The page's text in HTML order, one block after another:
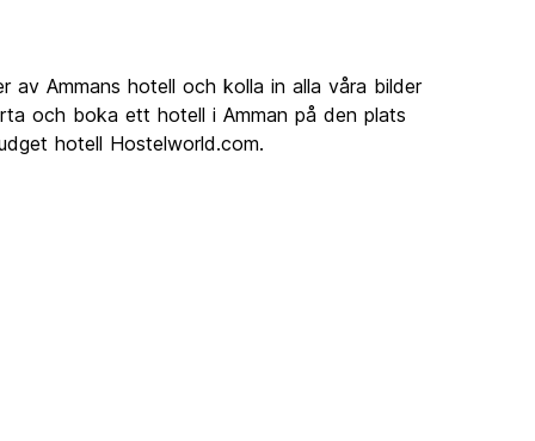
av Ammans hotell och kolla in alla våra bilder
och boka ett hotell i Amman på den plats
hotell Hostelworld.com.